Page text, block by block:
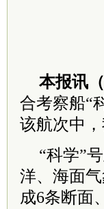
本报讯
合考察船“
该航次中
“科学”
洋、海面
成6条断面